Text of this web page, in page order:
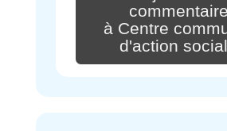
commentaire
à Centre
d'action